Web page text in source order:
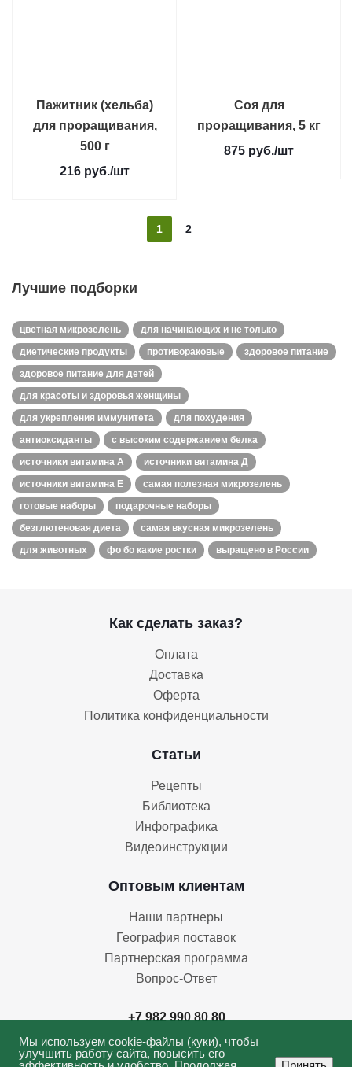
Лучшие подборки
цветная микрозелень
для начинающих и не только
диетические продукты
противораковые
здоровое питание
здоровое питание для детей
для красоты и здоровья женщины
для укрепления иммунитета
для похудения
антиоксиданты
с высоким содержанием белка
источники витамина А
источники витамина Д
источники витамина Е
самая полезная микрозелень
готовые наборы
подарочные наборы
безглютеновая диета
самая вкусная микрозелень
для животных
фо бо какие ростки выращено в России
Пажитник (хельба)
для проращивания,
500 г
216 руб./шт
Соя для
проращивания, 5 кг
875 руб./шт
1 2
Как сделать заказ?
Оплата
Доставка
Оферта
Политика конфиденциальности
Статьи
Рецепты
Библиотека
Инфографика
Видеоинструкции
Оптовым клиентам
Наши партнеры
География поставок
Партнерская программа
Вопрос-Ответ
+7 982 990 80 80
Мы используем cookie-файлы (куки), чтобы
улучшить работу сайта, повысить его